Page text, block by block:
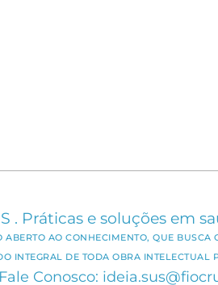
. Práticas e soluções em
ABERTO AO CONHECIMENTO, QUE
INTEGRAL DE TODA OBRA INTELECTUAL
Fale Conosco: